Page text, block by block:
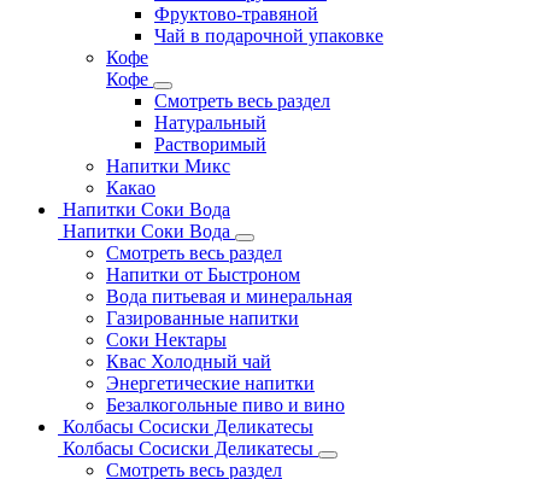
Фруктово-травяной
Чай в подарочной упаковке
Кофе
Кофе
Смотреть весь раздел
Натуральный
Растворимый
Напитки Микс
Какао
Напитки Соки Вода
Напитки Соки Вода
Смотреть весь раздел
Напитки от Быстроном
Вода питьевая и минеральная
Газированные напитки
Соки Нектары
Квас Холодный чай
Энергетические напитки
Безалкогольные пиво и вино
Колбасы Сосиски Деликатесы
Колбасы Сосиски Деликатесы
Смотреть весь раздел